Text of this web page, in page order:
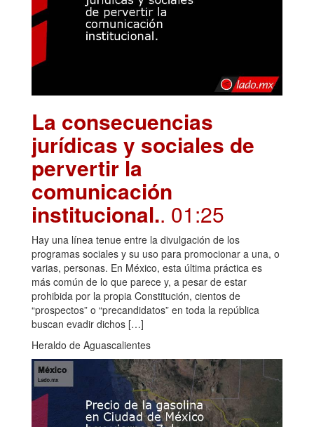
La consecuencias
jurídicas y sociales de
pervertir la
comunicación
institucional.. 01:25
Hay una línea tenue entre la divulgación de los
programas sociales y su uso para promocionar a una, o
varias, personas. En México, esta última práctica es
más común de lo que parece y, a pesar de estar
prohibida por la propia Constitución, cientos de
“prospectos” o “precandidatos” en toda la república
buscan evadir dichos […]
Heraldo de Aguascalientes